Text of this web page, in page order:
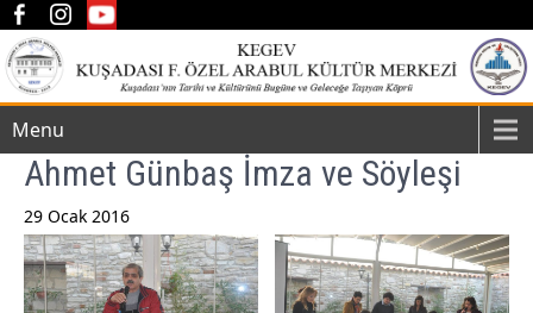
Menu
Ahmet Günbaş İmza ve Söyleşi
29 Ocak 2016
Post
navigation